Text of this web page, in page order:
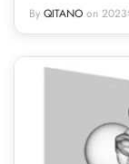
By QITANO on 2023